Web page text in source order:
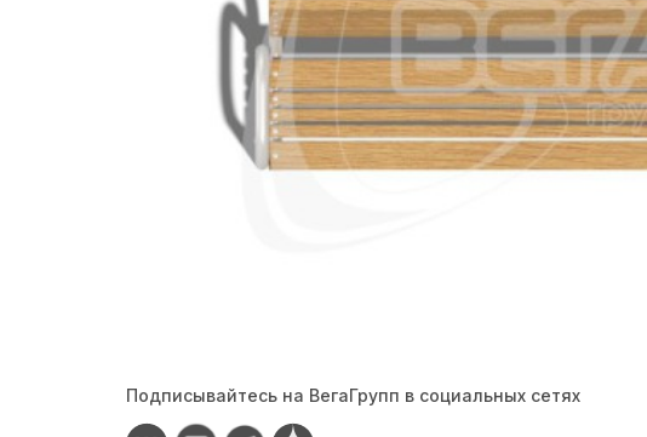
Подписывайтесь на ВегаГрупп в социальных сетях